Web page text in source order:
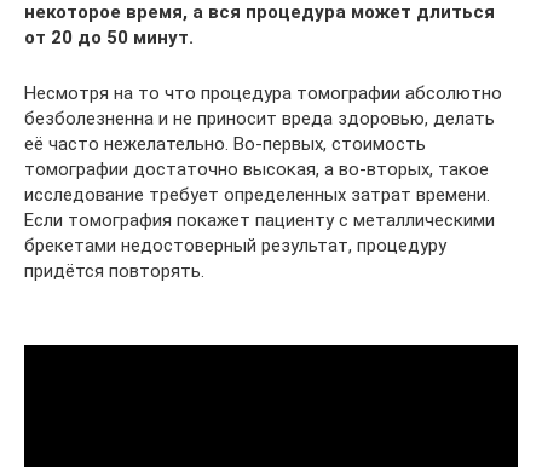
некоторое время, а вся процедура может длиться
от 20 до 50 минут.
Несмотря на то что процедура томографии абсолютно
безболезненна и не приносит вреда здоровью, делать
её часто нежелательно. Во-первых, стоимость
томографии достаточно высокая, а во-вторых, такое
исследование требует определенных затрат времени.
Если томография покажет пациенту с металлическими
брекетами недостоверный результат, процедуру
придётся повторять.